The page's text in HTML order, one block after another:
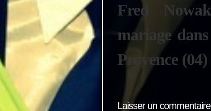
Fred
mariage
Provence
Laisser un commentaire